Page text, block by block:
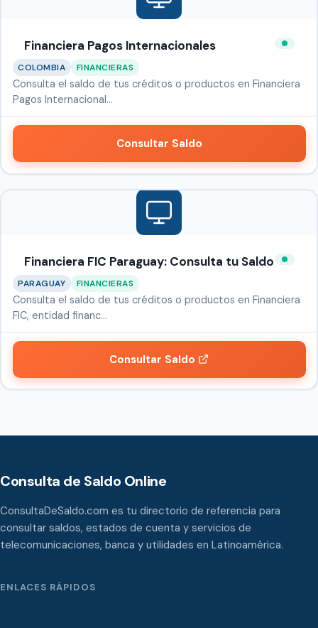
Financiera Pagos Internacionales
COLOMBIA FINANCIERAS
Consulta el saldo de tus créditos o productos en Financiera
Pagos Internacional…
Consultar Saldo
Financiera FIC Paraguay: Consulta tu Saldo
PARAGUAY FINANCIERAS
Consulta el saldo de tus créditos o productos en Financiera
FIC, entidad financ…
Consultar Saldo
Consulta de Saldo Online
ConsultaDeSaldo.com es tu directorio de referencia para
consultar saldos, estados de cuenta y servicios de
telecomunicaciones, banca y utilidades en Latinoamérica.
ENLACES RÁPIDOS